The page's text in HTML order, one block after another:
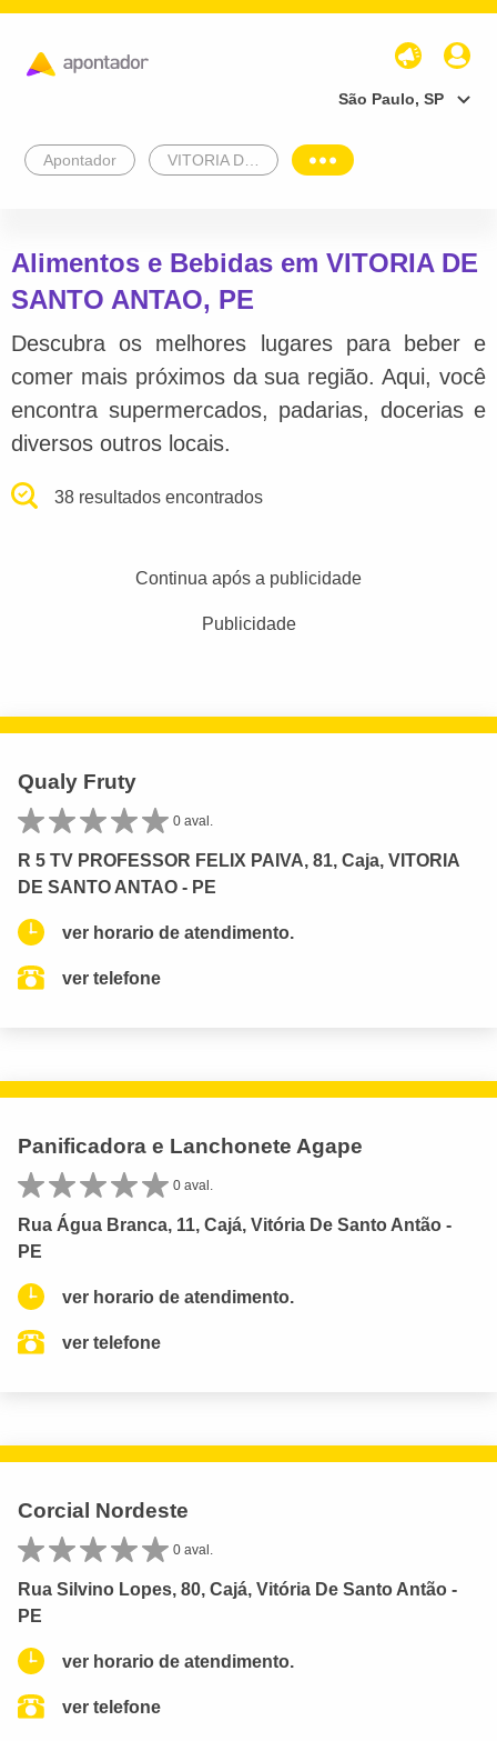
São Paulo, SP
Apontador
Alimentos e Bebidas em VITORIA DE
SANTO ANTAO, PE
Descubra os melhores lugares para beber e
comer mais próximos da sua região. Aqui, você
encontra supermercados, padarias, docerias e
diversos outros locais.
38 resultados encontrados
Continua após a publicidade
Publicidade
Qualy Fruty
0 aval.
R 5 TV PROFESSOR FELIX PAIVA, 81, Caja, VITORIA
DE SANTO ANTAO - PE
ver horario de atendimento.
ver telefone
Panificadora e Lanchonete Agape
0 aval.
Rua Água Branca, 11, Cajá, Vitória De Santo Antão -
PE
ver horario de atendimento.
ver telefone
Corcial Nordeste
0 aval.
Rua Silvino Lopes, 80, Cajá, Vitória De Santo Antão -
PE
ver horario de atendimento.
ver telefone